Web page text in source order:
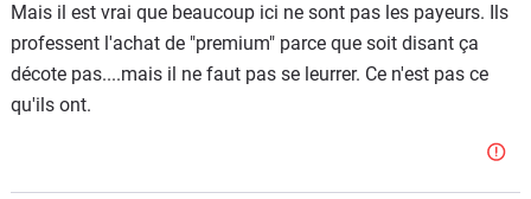
Mais il est vrai que beaucoup ici ne sont pas les payeurs. Ils
professent l'achat de "premium" parce que soit disant ça
décote pas....mais il ne faut pas se leurrer. Ce n'est pas ce
qu'ils ont.